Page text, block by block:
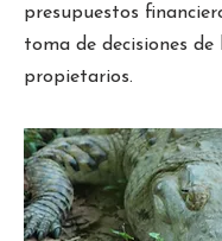
presupuestos
toma de decisiones de
propietarios.